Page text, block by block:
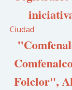
Ciudad
Folclor",